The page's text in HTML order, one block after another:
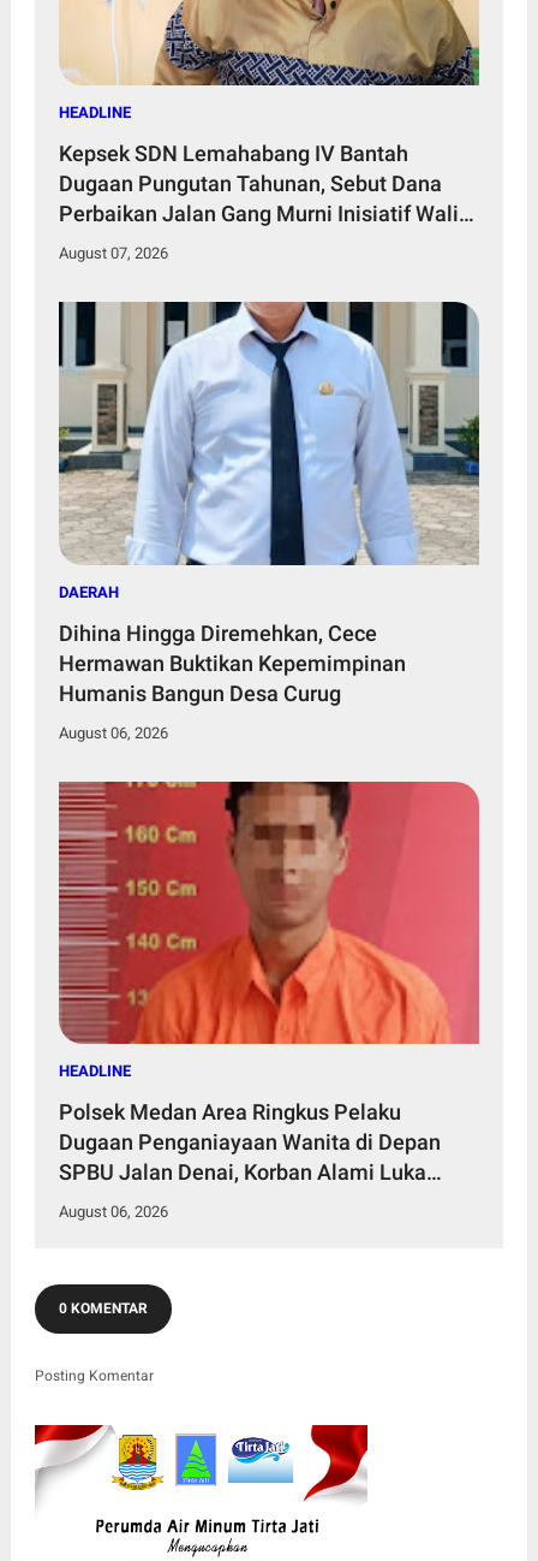
HEADLINE
Kepsek SDN Lemahabang IV Bantah
Dugaan Pungutan Tahunan, Sebut Dana
Perbaikan Jalan Gang Murni Inisiatif Wali
Murid
August 07, 2026
DAERAH
Dihina Hingga Diremehkan, Cece
Hermawan Buktikan Kepemimpinan
Humanis Bangun Desa Curug
August 06, 2026
HEADLINE
Polsek Medan Area Ringkus Pelaku
Dugaan Penganiayaan Wanita di Depan
SPBU Jalan Denai, Korban Alami Luka
Memar
August 06, 2026
0 KOMENTAR
Posting Komentar